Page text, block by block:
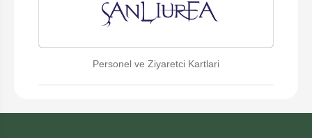
Personel ve Ziyaretci Kartlari